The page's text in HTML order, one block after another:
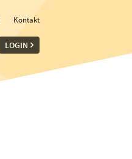
Kontakt
LOGIN